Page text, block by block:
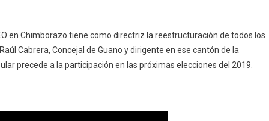
en Chimborazo tiene como directriz la reestructuración de todos los
Cabrera, Concejal de Guano y dirigente en ese cantón de la
precede a la participación en las próximas elecciones del 2019.